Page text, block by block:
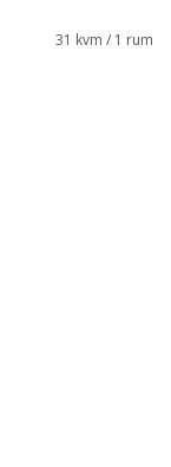
31 kvm / 1 rum